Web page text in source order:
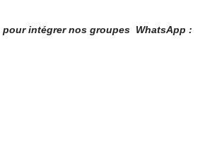
pour intégrer nos groupes WhatsApp :